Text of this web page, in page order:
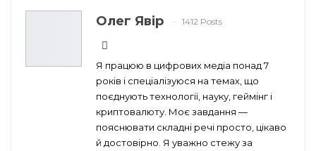
Олег Явір 1412 Posts
Я працюю в цифрових медіа понад 7
років і спеціалізуюся на темах, що
поєднують технології, науку, геймінг і
криптовалюту. Моє завдання —
пояснювати складні речі просто, цікаво
й достовірно. Я уважно стежу за